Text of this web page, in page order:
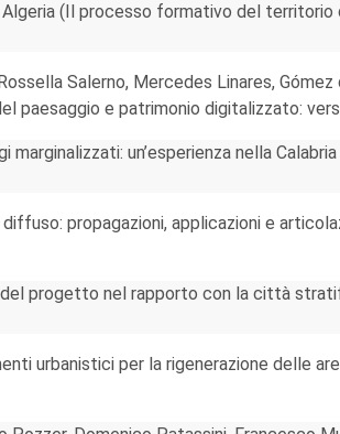
(Il processo formativo del territorio
Salerno, Mercedes Linares,
paesaggio e patrimonio digitalizzato:
marginalizzati: un’esperienza nella
propagazioni, applicazioni e
del progetto nel rapporto con la città
urbanistici per la rigenerazione delle